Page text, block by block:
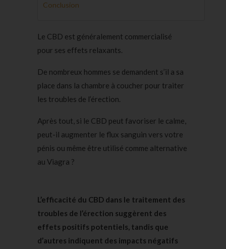
Conclusion
Le CBD est généralement commercialisé
pour ses effets relaxants.
De nombreux hommes se demandent s’il a sa
place dans la chambre à coucher pour traiter
les troubles de l’érection.
Après tout, si le CBD peut favoriser le calme,
peut-il augmenter le flux sanguin vers votre
pénis ou même être utilisé comme alternative
au Viagra ?
L’efficacité du CBD dans le traitement des
troubles de l’érection suggèrent des
effets positifs potentiels, tandis que
d’autres indiquent des impacts négatifs